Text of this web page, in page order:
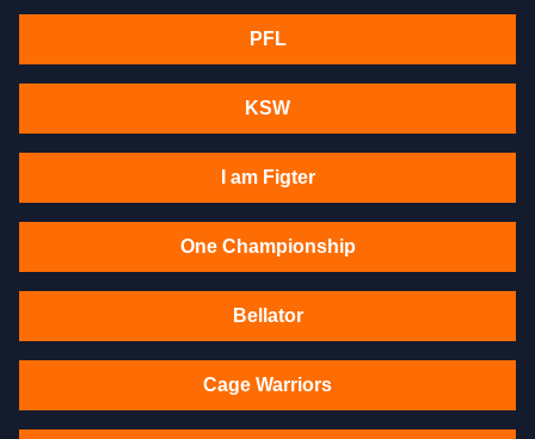
PFL
KSW
I am Figter
One Championship
Bellator
Cage Warriors